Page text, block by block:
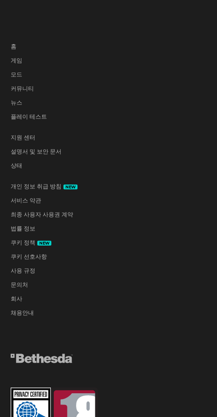
홈
게임
모드
커뮤니티
뉴스
플레이 테스트
지원 센터
설명서 및 보안 문서
상태
개인 정보 취급 방침 NEW
서비스 약관
최종 사용자 사용권 계약
법률 정보
쿠키 정책
NEW
쿠키 선호사항
사용 규정
문의처
회사
채용안내